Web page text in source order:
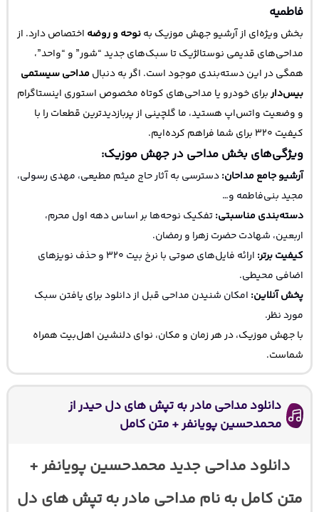
فاطمیه
بخش ویژه‌ای از آرشیو جهش موزیک بهنوحه و روضه اختصاص دارد. از
مداحی‌های قدیمی نوستالژیک تا سبک‌های جدید “شور” و “واحد”،
همگی در این دسته‌بندی موجود است. اگر به دنبالمداحی سیستمی
بیس‌داربرای خودرو یا مداحی‌های کوتاه مخصوص استوری اینستاگرام
و وضعیت واتس‌اپ هستید، ما گلچینی از پربازدیدترین قطعات را با
کیفیت ۳۲۰ برای شما فراهم کرده‌ایم.
ویژگی‌های بخش مداحی در جهش موزیک:
آرشیو جامع مداحان:دسترسی به آثار حاج میثم مطیعی، مهدی رسولی،
مجید بنی‌فاطمه و…
دسته‌بندی مناسبتی:تفکیک نوحه‌ها بر اساس دهه اول محرم،
اربعین، شهادت حضرت زهرا و رمضان.
کیفیت برتر:
ارائه فایل‌های صوتی با نرخ بیت ۳۲۰ و حذف نویزهای
اضافی محیطی.
پخش آنلاین: امکان شنیدن مداحی قبل از دانلود برای یافتن سبک
مورد نظر.
با جهش موزیک، در هر زمان و مکان، نوای دلنشین اهل‌بیت همراه
شماست.
دانلود مداحی مادر به تپش های دل حیدر از
محمدحسین پویانفر + متن کامل
دانلود مداحی جدید محمدحسین پویانفر +
متن کامل به نام مداحی مادر به تپش های دل